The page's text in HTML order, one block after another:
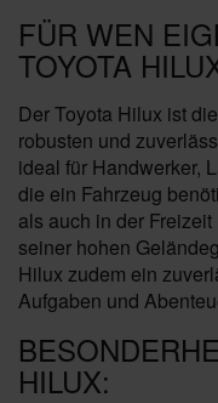
FÜR WEN
TOYOTA
Der Toyota Hilux ist
robusten und
ideal für Handwerker,
die ein Fahrzeug
als auch in der
seiner hohen
Hilux zudem ein
Aufgaben und
HILUX: